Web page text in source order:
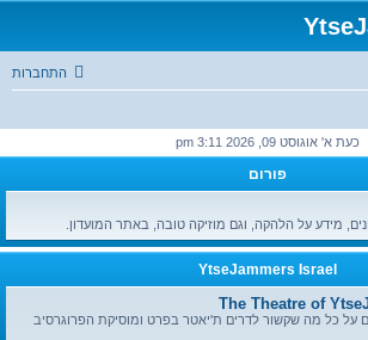
התחברות
כעת א' אוגוסט 09, 2026 3:11 pm
פורום
מידע על הלהקה, וגם מוזיקה טובה, באתר המועדון.
YtseJammers Israel
The Theatre of
על כל מה שקשור לדרים ת'יאטר בפרט ומוסיקת הפרוגרסיב